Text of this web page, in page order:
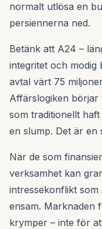
normalt utlösa en
persiennerna ned.
Betänk att A24 –
integritet och modig
avtal värt 75
Affärslogiken börjar
som traditionellt
en slump. Det är
När de som
verksamhet kan
intressekonflikt som
ensam. Marknaden
krymper – inte för